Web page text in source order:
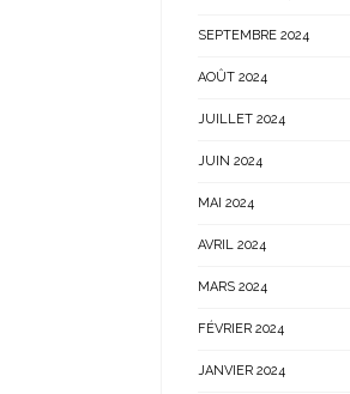
SEPTEMBRE 2024
AOÛT 2024
JUILLET 2024
JUIN 2024
MAI 2024
AVRIL 2024
MARS 2024
FÉVRIER 2024
JANVIER 2024